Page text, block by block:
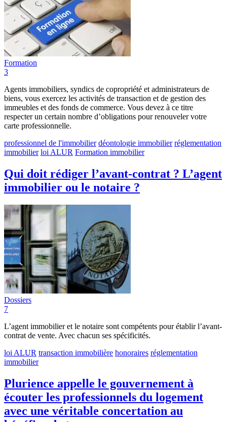
Formation
3
Agents immobiliers, syndics de copropriété et administrateurs de
biens, vous exercez les activités de transaction et de gestion des
immeubles et des fonds de commerce. Vous devez à ce titre
respecter un certain nombre d’obligations pour renouveler votre
carte professionnelle.
professionnel de l'immobilier déontologie immobilier réglementation
immobilier loi ALUR Formation immobilier
Qui doit rédiger l’avant-contrat ? L’agent
immobilier ou le notaire ?
Dossiers
7
L’agent immobilier et le notaire sont compétents pour établir l’avant-
contrat de vente. Avec chacun ses spécificités.
loi ALUR transaction immobilière honoraires réglementation
immobilier
Plurience appelle le gouvernement à
écouter les professionnels du logement
avec une véritable concertation au